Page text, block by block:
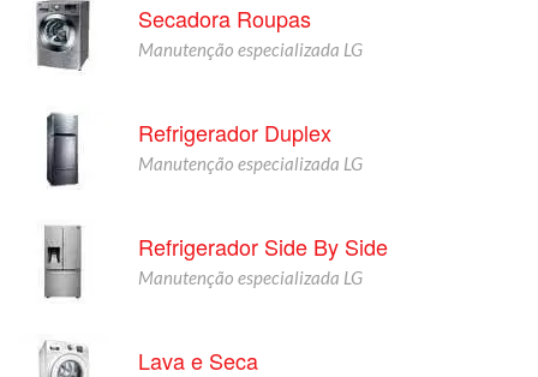
Secadora Roupas
Manutenção especializada LG
Refrigerador Duplex
Manutenção especializada LG
Refrigerador Side By Side
Manutenção especializada LG
Lava e Seca